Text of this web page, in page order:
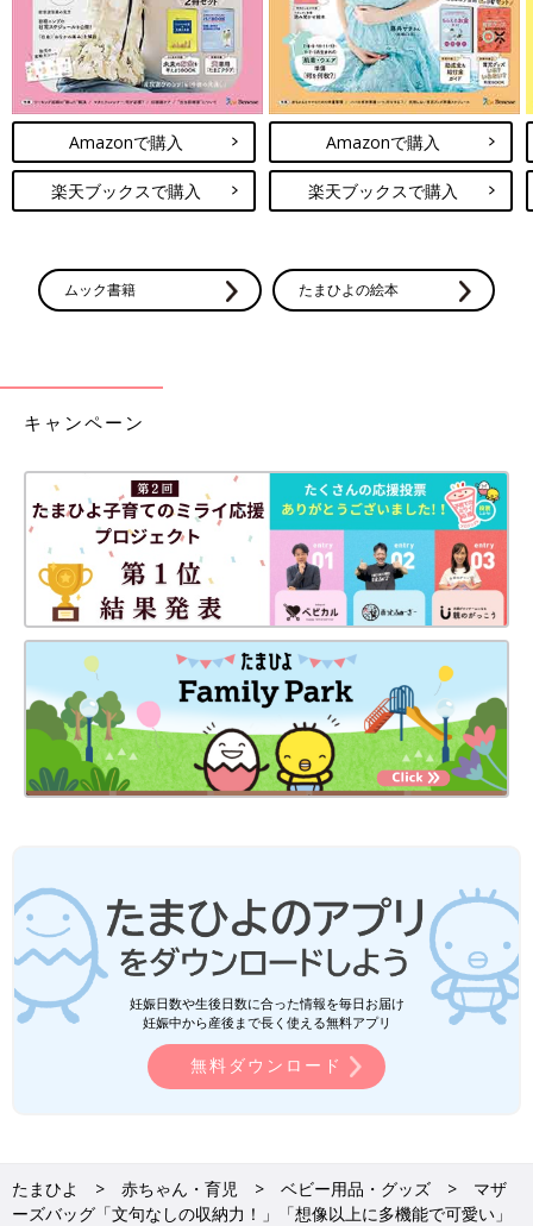
Amazonで購入
楽天ブックスで購入
Amazonで購入
楽天ブックスで購入
ムック書籍 たまひよの絵本
キャンペーン
妊娠日数や生後日数に合った情報を毎日お届け
妊娠中から産後まで長く使える無料アプリ
無料ダウンロード
たまひよ 赤ちゃん・育児 ベビー用品・グッズ
マザ
ーズバッグ「文句なしの収納力！」「想像以上に多機能で可愛い」